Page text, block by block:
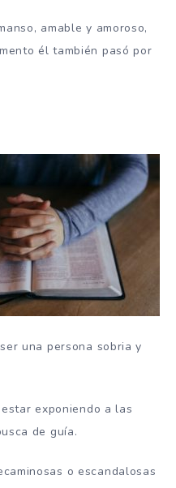
amable y amoroso,
él también pasó por
una persona sobria y
exponiendo a las
de guía.
o escandalosas